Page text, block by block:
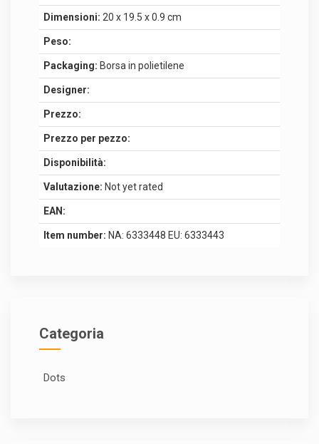
Dimensioni: 20 x 19.5 x 0.9 cm
Peso:
Packaging: Borsa in polietilene
Designer:
Prezzo:
Prezzo per pezzo:
Disponibilità:
Valutazione: Not yet rated
EAN:
Item number: NA: 6333448 EU: 6333443
Categoria
Dots